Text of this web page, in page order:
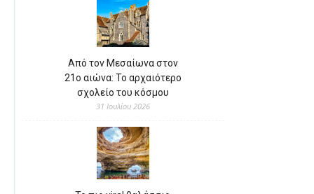
Από τον Μεσαίωνα στον
21ο αιώνα: Το αρχαιότερο
σχολείο του κόσμου
31 Ιουλίου 2026